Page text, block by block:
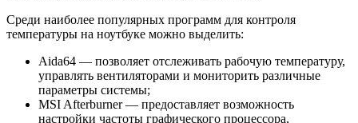
Среди наиболее популярных программ для контроля
температуры на ноутбуке можно выделить:
Aida64 — позволяет отслеживать рабочую температуру,
управлять вентиляторами и мониторить различные
параметры системы;
MSI Afterburner — предоставляет возможность
настройки частоты графического процессора,